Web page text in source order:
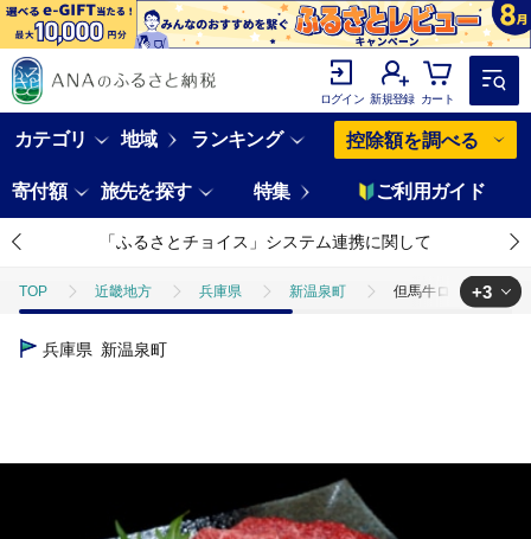
ログイン 新規登録 カート
カテゴリ 地域 ランキング 控除額を調べる
寄付額 旅先を探す 特集 ご利用ガイド
「ふるさとチョイス」システム連携に関して
TOP 近畿地方 兵庫県 新温泉町 但馬牛ロースと赤身
TOP
+3
兵庫県 新温泉町